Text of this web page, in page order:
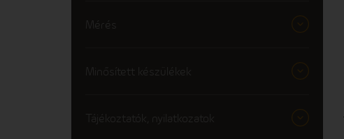
Mérés
Minősített készülékek
Tájékoztatók, nyilatkozatok